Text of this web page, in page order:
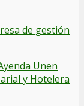
de gestión
Unen
y Hotelera